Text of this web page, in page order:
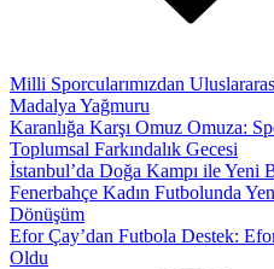
Milli Sporcularımızdan
Madalya Yağmuru
Karanlığa Karşı Omuz Omuza:
Toplumsal Farkındalık Gecesi
İstanbul’da Doğa Kampı ile Yeni
Fenerbahçe Kadın Futbolunda
Dönüşüm
Efor Çay’dan Futbola Destek:
Oldu